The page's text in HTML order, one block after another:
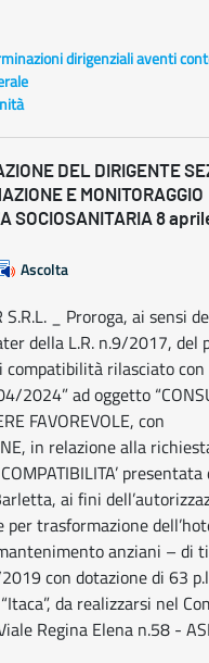
dirigenziali aventi
DEL DIRIGENTE
E MONITORAGGIO
SOCIOSANITARIA 8
Ascolta
S.R.L. _ Proroga, ai sensi
della L.R. n.9/2017, del
compatibilità rilasciato con
2024” ad oggetto
FAVOREVOLE, con
in relazione alla
presentata
ai fini
per trasformazione
anziani – di
con dotazione di 63
da realizzarsi nel
Regina Elena n.58 -